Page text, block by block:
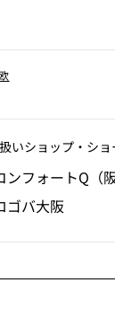
いショップ‧ショ
ンフォートQ（
ゴバ大阪